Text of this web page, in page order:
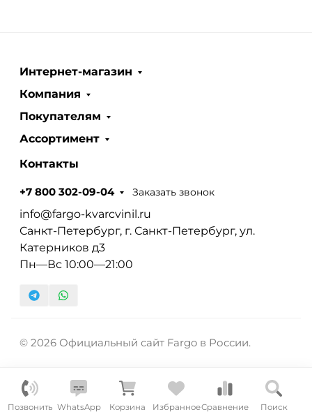
Позвонить WhatsApp Корзина ИзбранноеСравнение Поиск
Интернет-магазин
Компания
Покупателям
Ассортимент
Контакты
+7 800 302-09-04 Заказать звонок
info@fargo-kvarcvinil.ru
Санкт-Петербург, г. Санкт-Петербург, ул.
Катерников д3
Пн—Вс 10:00—21:00
© 2026 Официальный сайт Fargo в России.